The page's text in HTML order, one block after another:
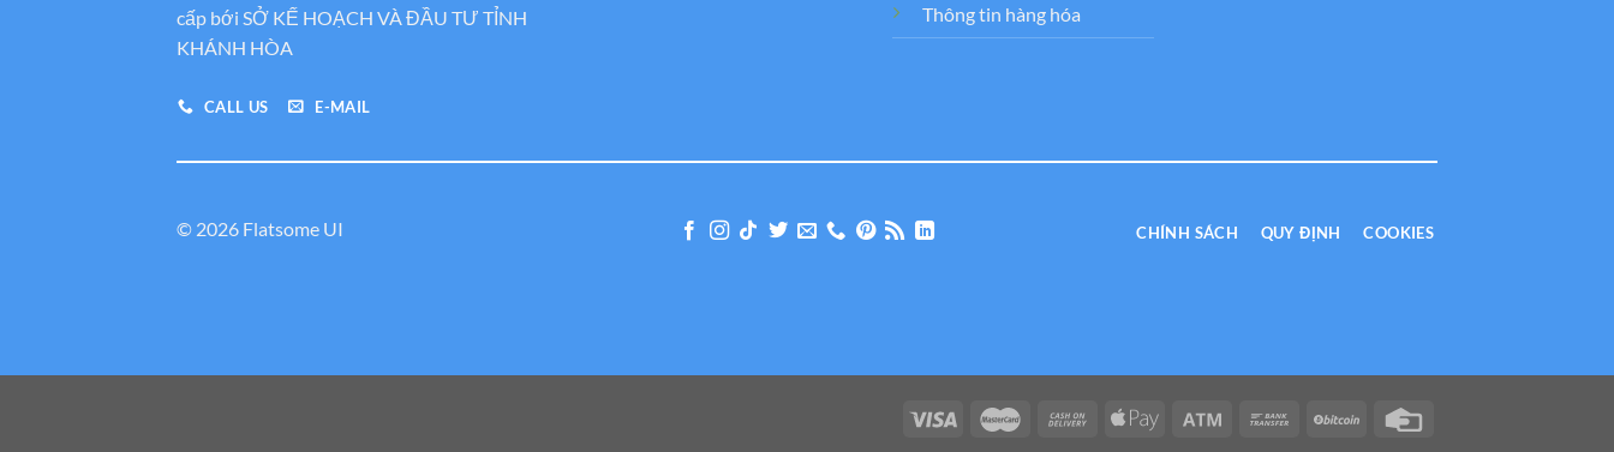
cấp bới SỞ KẾ HOẠCH VÀ ĐẦU TƯ TỈNH
KHÁNH HÒA
CALL US E-MAIL
Thông tin hàng hóa
© 2026 Flatsome UI CHÍNH SÁCH QUY ĐỊNH COOKIES